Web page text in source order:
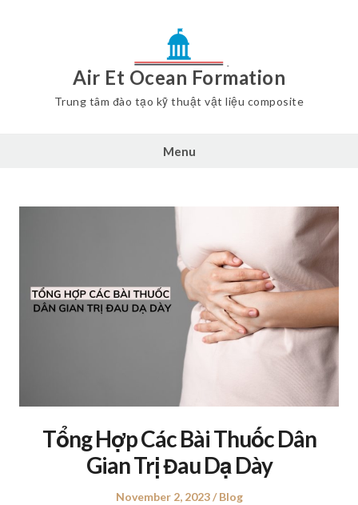
Air Et Ocean Formation
Trung tâm đào tạo kỹ thuật vật liệu composite
Menu
Tổng Hợp Các Bài Thuốc Dân
Gian Trị Đau Dạ Dày
Posted
November 2, 2023
Posted
Blog